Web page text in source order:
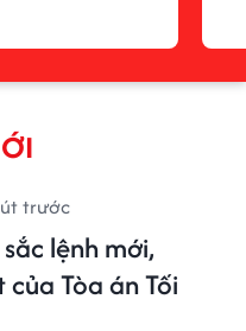
trước
lệnh mới,
Tòa án Tối